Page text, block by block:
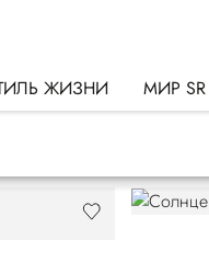
ЖИЗНИ МИР SR